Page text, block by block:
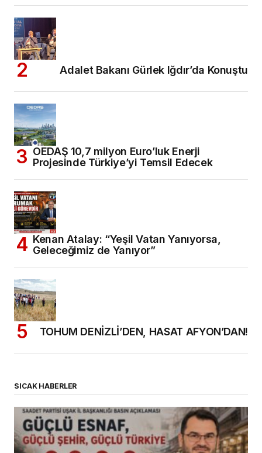
Adalet Bakanı Gürlek Iğdır’da Konuştu
OEDAŞ 10,7 milyon Euro’luk Enerji
Projesinde Türkiye’yi Temsil Edecek
Kenan Atalay: “Yeşil Vatan Yanıyorsa,
Geleceğimiz de Yanıyor”
TOHUM DENİZLİ’DEN, HASAT AFYON’DAN!
SICAK HABERLER